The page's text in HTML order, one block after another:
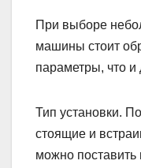
При выборе
машины стоит
параметры, что и
Тип установки.
стоящие и
можно поставить